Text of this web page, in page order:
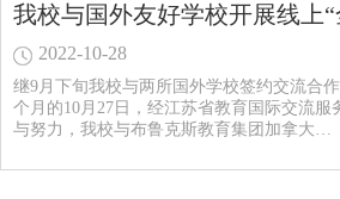
我校与国外友好学校开展线上“
2022-10-28
继9月下旬我校与两所国外学校签约交流合
个月的10月27日，经江苏省教育国际交流服
与努力，我校与布鲁克斯教育集团加拿大…